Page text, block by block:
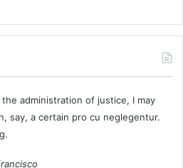
administration of justice, I may
say, a certain pro cu neglegentur.